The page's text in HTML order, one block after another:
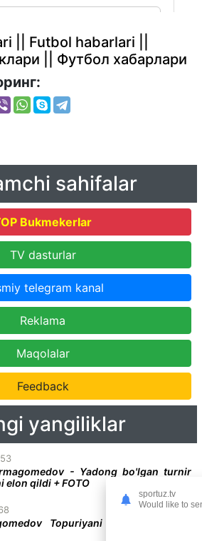
|| Futbol habarlari ||
|| Футбол хабарлари
sahifalar
Bukmekerlar
TV dasturlar
telegram kanal
Reklama
Maqolalar
Feedback
yangiliklar
- Yadong bo'lgan turnir
qildi + FOTO
Topuriyani taslim bo'lishga
sportuz.tv
Would like to